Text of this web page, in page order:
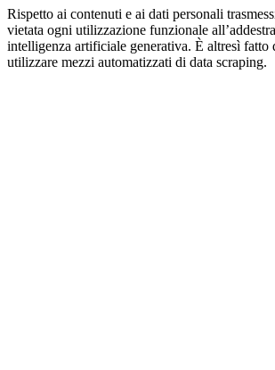
Rispetto ai contenuti e ai dati personali
vietata ogni utilizzazione funzionale
intelligenza artificiale generativa. È altresì fatto
utilizzare mezzi automatizzati di data scraping.